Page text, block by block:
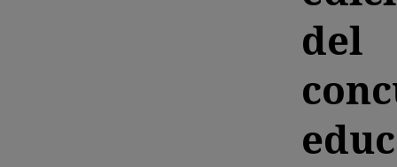
del